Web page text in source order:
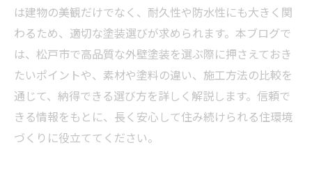
は建物の美観だけでなく、耐久性や防水性にも大きく関
わるため、適切な塗装選びが求められます。本ブログで
は、松戸市で高品質な外壁塗装を選ぶ際に押さえておき
たいポイントや、素材や塗料の違い、施工方法の比較を
通じて、納得できる選び方を詳しく解説します。信頼で
きる情報をもとに、長く安心して住み続けられる住環境
づくりに役立ててください。